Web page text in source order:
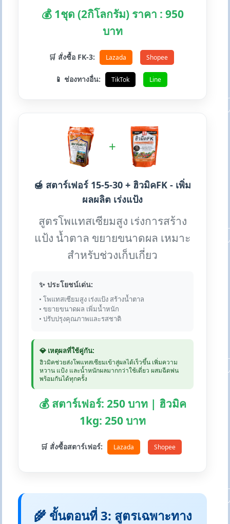
💰 1ชุด (2กิโลกรัม) ราคา : 950
บาท
🛒 สั่งซื้อ FK-3: Lazada Shopee
📱 ช่องทางอื่น: TikTok Line
+
🍯 สตาร์เฟอร์ 15-5-30 + ฮิวมิคFK - เพิ่ม
ผลผลิต เร่งแป้ง
สูตรโพแทสเซียมสูง เร่งการสร้าง
แป้ง น้ำตาล ขยายขนาดผล เหมาะ
สำหรับช่วงเก็บเกี่ยว
✨ ประโยชน์เด่น:
• โพแทสเซียมสูง เร่งแป้ง สร้างน้ำตาล
• ขยายขนาดผล เพิ่มน้ำหนัก
• ปรับปรุงคุณภาพและรสชาติ
💎 เหตุผลที่ใช้คู่กัน:
ฮิวมิคช่วยส่งโพแทสเซียมเข้าสู่ผลได้เร็วขึ้น เพิ่มความ
หวาน แป้ง และน้ำหนักผลมากกว่าใช้เดี่ยว ผสมฉีดพ่น
พร้อมกันได้ทุกครั้ง
💰 สตาร์เฟอร์: 250 บาท | ฮิวมิค
1kg: 250 บาท
🛒 สั่งซื้อสตาร์เฟอร์: Lazada Shopee
🌾 ขั้นตอนที่ 3: สูตรเฉพาะทาง